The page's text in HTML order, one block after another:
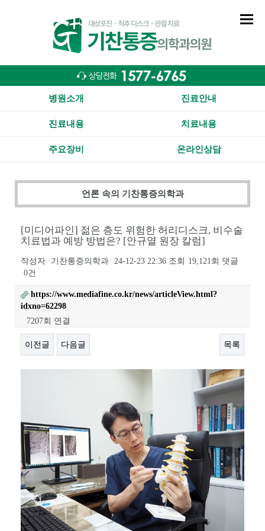
병원소개 진료안내
진료내용 치료내용
주요장비 온라인상담
언론 속의 기찬통증의학과
[미디어파인] 젊은 층도 위험한 허리디스크, 비수술
치료법과 예방 방법은? [안규열 원장 칼럼]
작성자 기찬통증의학과 24-12-23 22:36 조회 19,121회 댓글
0건
https://www.mediafine.co.kr/news/articleView.html?
idxno=62298
7207회 연결
이전글 다음글 목록